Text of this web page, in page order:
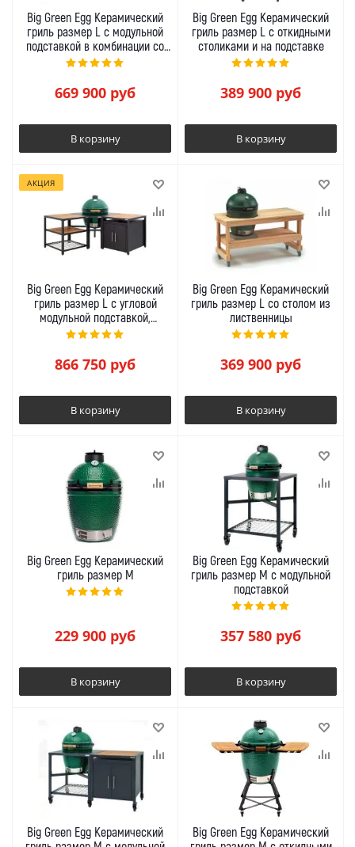
Big Green Egg Керамический
гриль размер L с модульной
подставкой в комбинации со
шкафом
669 900 руб
В корзину
Big Green Egg Керамический
гриль размер L с откидными
столиками и на подставке
389 900 руб
В корзину
АКЦИЯ
Big Green Egg Керамический
гриль размер L с угловой
модульной подставкой,
рабочим столом и шкафом
866 750 руб
В корзину
Big Green Egg Керамический
гриль размер L со столом из
лиственницы
369 900 руб
В корзину
Big Green Egg Керамический
гриль размер M
229 900 руб
В корзину
Big Green Egg Керамический
гриль размер M с модульной
подставкой
357 580 руб
В корзину
Big Green Egg Керамический
Big Green Egg Керамический